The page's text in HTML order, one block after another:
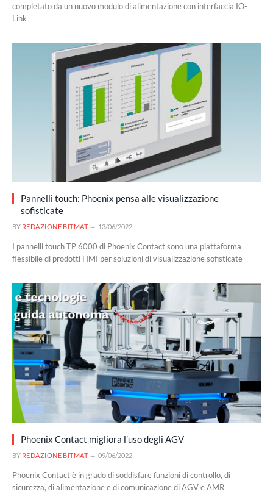
completato da un nuovo modulo di alimentazione con interfaccia IO-
Link
Pannelli touch: Phoenix pensa alle visualizzazione
sofisticate
BY REDAZIONE BITMAT 13/06/2022
I pannelli touch TP 6000 di Phoenix Contact sono una piattaforma
flessibile di prodotti HMI per soluzioni di visualizzazione sofisticate
Phoenix Contact migliora l’uso degli AGV
BY REDAZIONE BITMAT 09/06/2022
Phoenix Contact è in grado di soddisfare funzioni di controllo, di
sicurezza, di alimentazione e di comunicazione di AGV e AMR